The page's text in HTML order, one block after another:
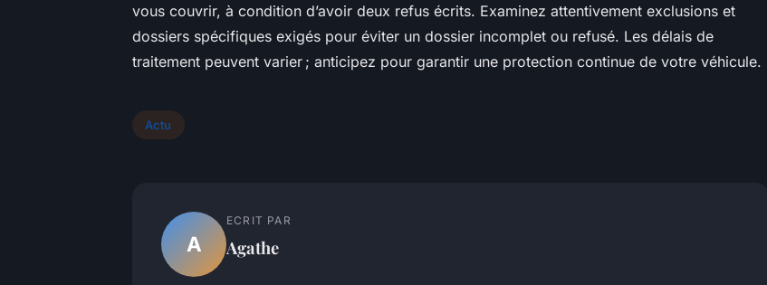
vous couvrir, à condition d’avoir deux refus écrits. Examinez attentivement exclusions et
dossiers spécifiques exigés pour éviter un dossier incomplet ou refusé. Les délais de
traitement peuvent varier ; anticipez pour garantir une protection continue de votre véhicule.
Actu
A
ECRIT PAR
Agathe